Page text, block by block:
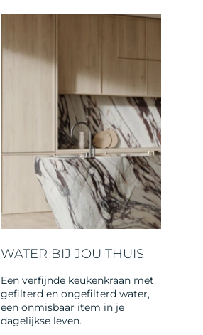
WATER BIJ JOU THUIS
Een verfijnde keukenkraan met
gefilterd en ongefilterd water,
een onmisbaar item in je
dagelijkse leven.